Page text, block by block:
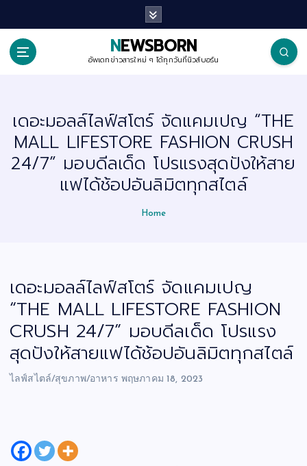
i
NEWSBORN
อัพเดทข่าวสารใหม่ ๆ ได้ทุกวันที่นิวส์บอร์น
เดอะมอลล์ไลฟ์สโตร์ จัดแคมเปญ “THE
MALL LIFESTORE FASHION CRUSH
24/7” มอบดีลเด็ด โปรแรงสุดปังให้สาย
แฟได้ช้อปอันลิมิตทุกสไตล์
Home
เดอะมอลล์ไลฟ์สโตร์ จัดแคมเปญ
“THE MALL LIFESTORE FASHION
CRUSH 24/7” มอบดีลเด็ด โปรแรง
สุดปังให้สายแฟได้ช้อปอันลิมิตทุกสไตล์
ไลฟ์สไตล์/สุขภาพ/อาหาร พฤษภาคม 18, 2023